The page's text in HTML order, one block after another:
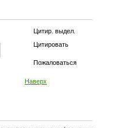
Цитир. выдел.
Цитировать
Пожаловаться
Наверх